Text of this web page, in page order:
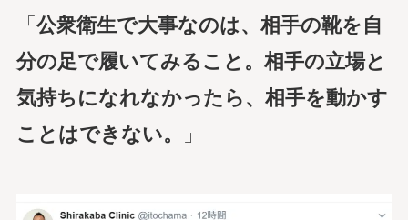
「 公衆衛生で大事なのは、相手の靴を自
分の足で履いてみること。相手の立場と
気持ちになれなかったら、相手を動かす
ことはできない。
」